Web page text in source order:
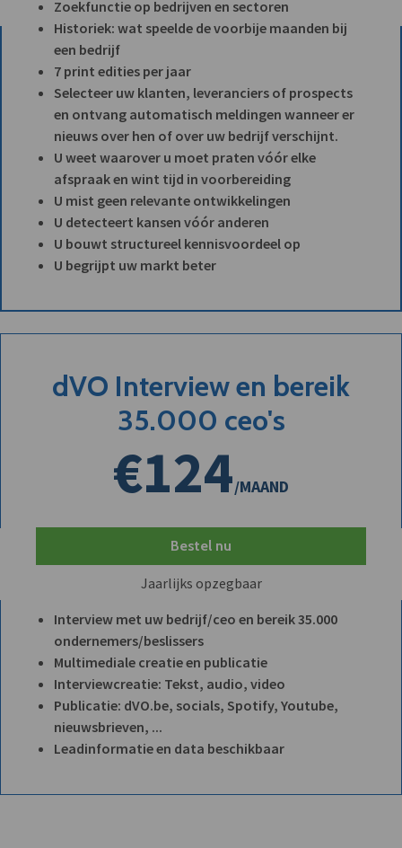
Zoekfunctie op bedrijven en sectoren
Historiek: wat speelde de voorbije maanden bij
een bedrijf
7 print edities per jaar
Selecteer uw klanten, leveranciers of prospects
en ontvang automatisch meldingen wanneer er
nieuws over hen of over uw bedrijf verschijnt.
U weet waarover u moet praten vóór elke
afspraak en wint tijd in voorbereiding
U mist geen relevante ontwikkelingen
U detecteert kansen vóór anderen
U bouwt structureel kennisvoordeel op
U begrijpt uw markt beter
dVO Interview en bereik
35.000 ceo's
€124/MAAND
Bestel nu
Jaarlijks opzegbaar
Interview met uw bedrijf/ceo en bereik 35.000
ondernemers/beslissers
Multimediale creatie en publicatie
Interviewcreatie: Tekst, audio, video
Publicatie: dVO.be, socials, Spotify, Youtube,
nieuwsbrieven, ...
Leadinformatie en data beschikbaar